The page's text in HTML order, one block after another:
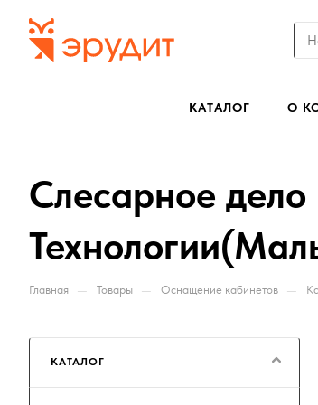
КАТАЛОГ О
Слесарное
Главная — Товары — Оснащение кабинетов —
КАТАЛОГ